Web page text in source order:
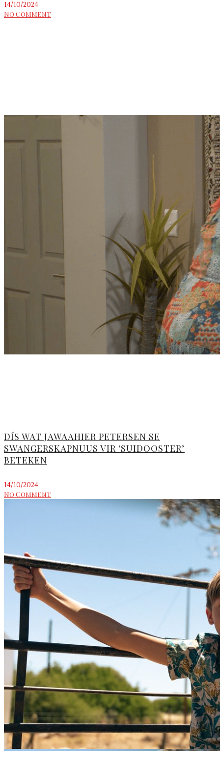
14/10/2024
No Comment
DÍS WAT JAWAAHIER PETERSEN SE
SWANGERSKAPNUUS VIR ‘SUIDOOSTER’
BETEKEN
14/10/2024
No Comment